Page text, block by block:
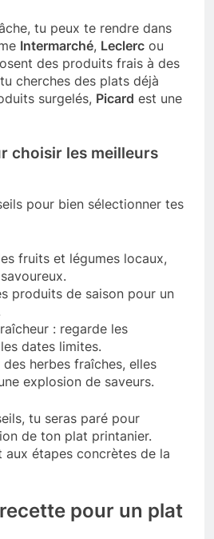
tu peux te rendre dans
Intermarché, Leclerc ou
des produits frais à des
cherches des plats déjà
surgelés, Picard est une
choisir les meilleurs
pour bien sélectionner tes
fruits et légumes locaux,
produits de saison pour un
: regarde les
dates limites.
herbes fraîches, elles
explosion de saveurs.
tu seras paré pour
de ton plat printanier.
aux étapes concrètes de la
pour un plat